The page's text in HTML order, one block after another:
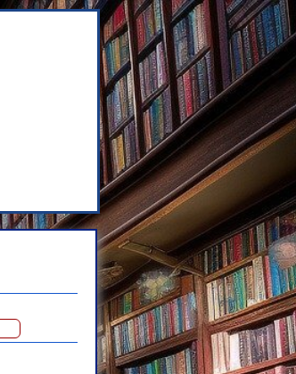
adresse mail obligatoire (pour éviter les erreurs dans le choix de votre nom)